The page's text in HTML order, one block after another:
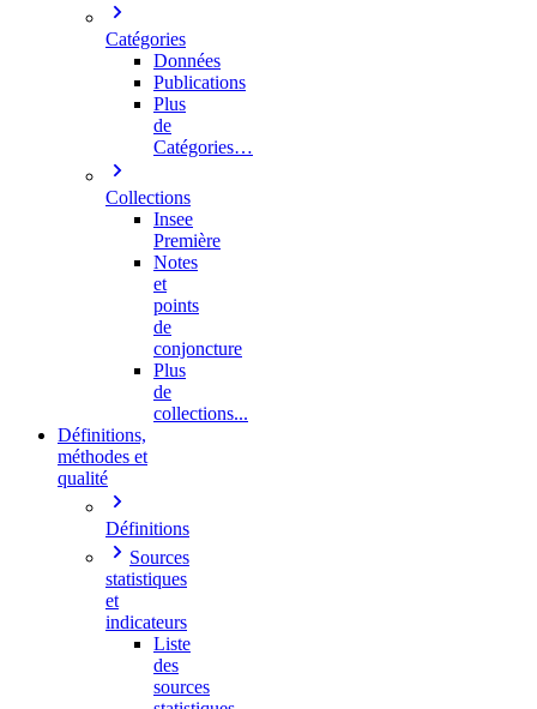
Catégories
Données
Publications
Plus
de
Catégories…
Collections
Insee
Première
Notes
et
points
de
conjoncture
Plus
de
collections...
Définitions,
méthodes et
qualité
Définitions
Sources
statistiques
et
indicateurs
Liste
des
sources